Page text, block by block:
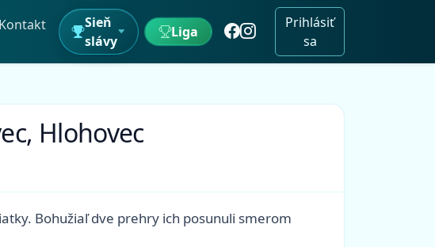
Kontakt
Sieň
slávy
Liga
Prihlásiť
sa
Hlohovec
Bohužiaľ dve prehry ich posunuli smerom